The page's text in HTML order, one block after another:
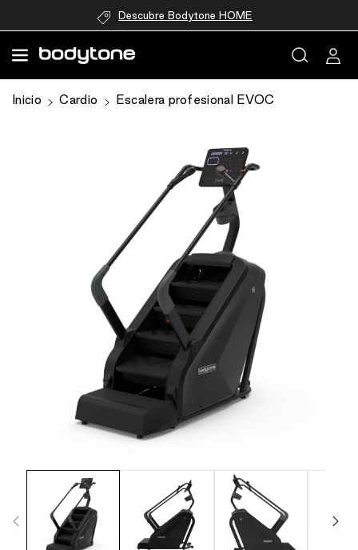
al contenido
Descubre Bodytone HOME
Inicio Cardio Escalera profesional EVOC
Ir